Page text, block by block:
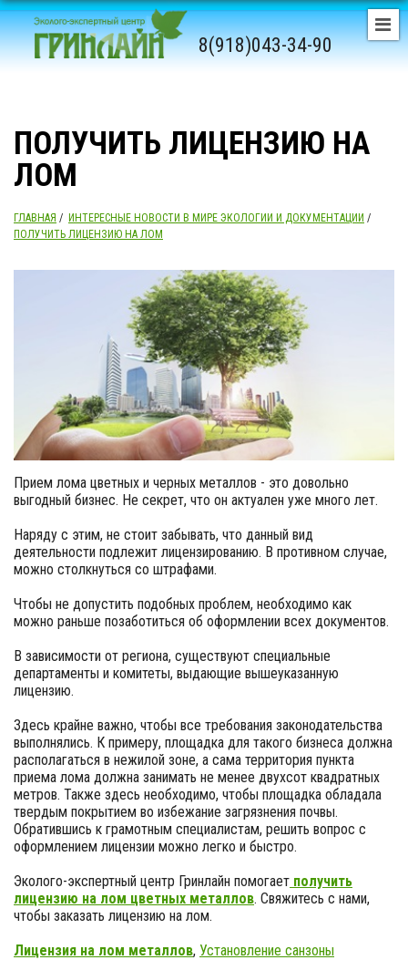
8(918)043-34-90
ПОЛУЧИТЬ ЛИЦЕНЗИЮ НА
ЛОМ
ГЛАВНАЯ / ИНТЕРЕСНЫЕ НОВОСТИ В МИРЕ ЭКОЛОГИИ И ДОКУМЕНТАЦИИ /
ПОЛУЧИТЬ ЛИЦЕНЗИЮ НА ЛОМ
Прием лома цветных и черных металлов - это довольно
выгодный бизнес. Не секрет, что он актуален уже много лет.
Наряду с этим, не стоит забывать, что данный вид
деятельности подлежит лицензированию. В противном случае,
можно столкнуться со штрафами.
Чтобы не допустить подобных проблем, необходимо как
можно раньше позаботиться об оформлении всех документов.
В зависимости от региона, существуют специальные
департаменты и комитеты, выдающие вышеуказанную
лицензию.
Здесь крайне важно, чтобы все требования законодательства
выполнялись. К примеру, площадка для такого бизнеса должна
располагаться в нежилой зоне, а сама территория пункта
приема лома должна занимать не менее двухсот квадратных
метров. Также здесь необходимо, чтобы площадка обладала
твердым покрытием во избежание загрязнения почвы.
Обратившись к грамотным специалистам, решить вопрос с
оформлением лицензии можно легко и быстро.
Эколого-экспертный центр Гринлайн помогает получить
лицензию на лом цветных металлов. Свяжитесь с нами,
чтобы заказать лицензию на лом.
Лицензия на лом металлов, Установление санзоны